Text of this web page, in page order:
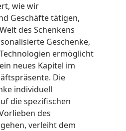
wie wir
Geschäfte tätigen,
des Schenkens
Geschenke,
ermöglicht
neues Kapitel im
Die
individuell
die spezifischen
des
verleiht dem